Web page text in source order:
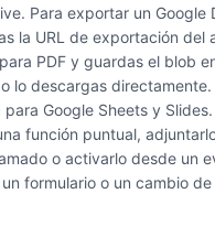
Para exportar un Google
la URL de exportación del
PDF y guardas el blob
lo descargas directamente.
Google Sheets y
función puntual,
o activarlo desde un
formulario o un cambio